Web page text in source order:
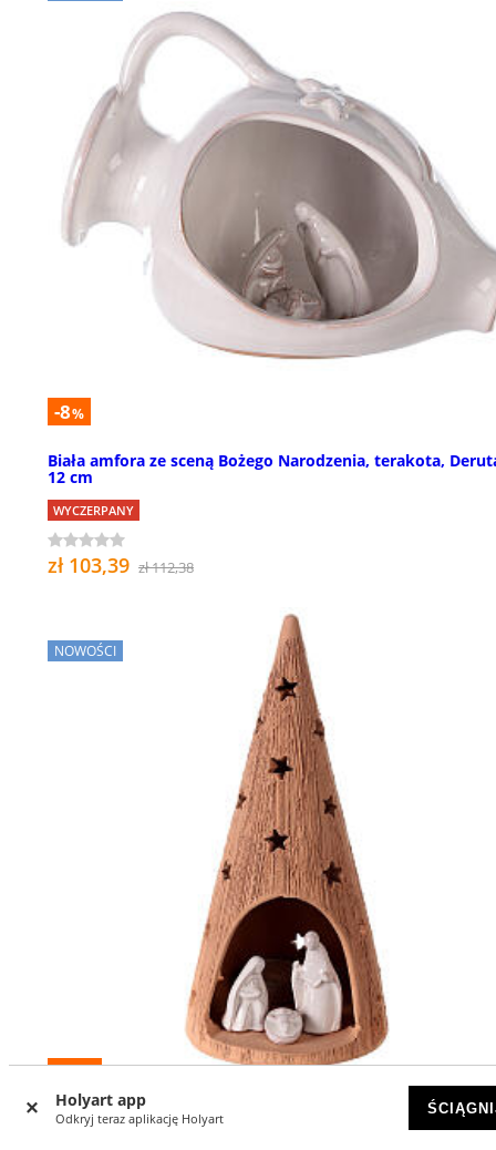
Holyart app
Odkryj teraz aplikację Holyart
-8%
Biała amfora ze sceną Bożego Narodzenia, terakota,
12 cm
WYCZERPANY
zł 103,39 zł 112,38
NOWOŚCI
-20
Drzewko bożonatodzeniowe z figurkami, z terakoty,